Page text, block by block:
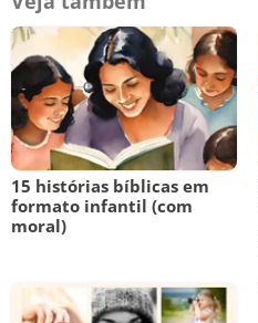
15 histórias bíblicas em
formato infantil (com
moral)